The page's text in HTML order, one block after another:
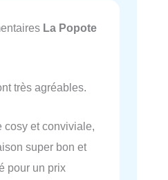
La Popote
très agréables.
cosy et conviviale,
super bon et
pour un prix